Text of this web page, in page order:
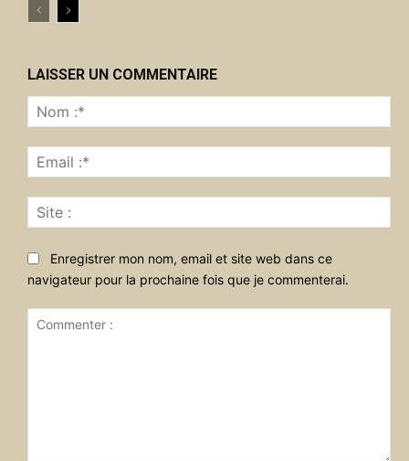
LAISSER UN COMMENTAIRE
:*
:*
:
Enregistrer mon nom, email et site web dans ce
navigateur pour la prochaine fois que je commenterai.